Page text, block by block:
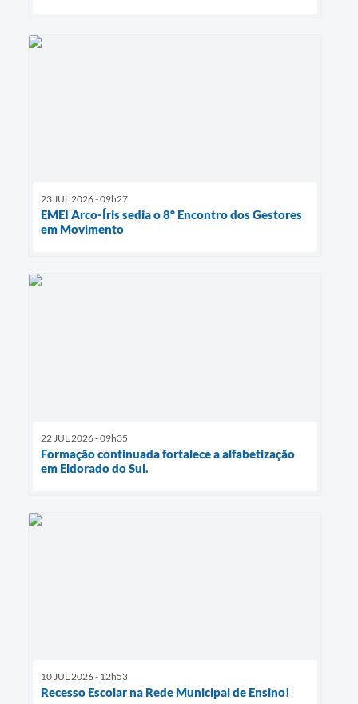
23 JUL 2026 - 09h27
EMEI Arco-Íris sedia o 8º Encontro dos Gestores
em Movimento
22 JUL 2026 - 09h35
Formação continuada fortalece a alfabetização
em Eldorado do Sul.
10 JUL 2026 - 12h53
Recesso Escolar na Rede Municipal de Ensino!